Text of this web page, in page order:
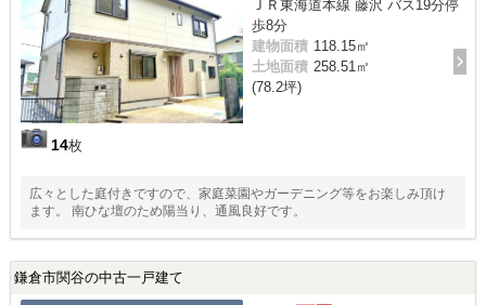
14枚
ＪＲ東海道本線 藤沢 バス19分停
歩8分
建物面積 118.15㎡
土地面積 258.51㎡
(78.2坪)
広々とした庭付きですので、家庭菜園やガーデニング等をお楽しみ頂け
ます。 南ひな壇のため陽当り、通風良好です。
鎌倉市関谷の中古一戸建て